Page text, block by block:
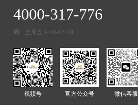
4000-317-776
周一至周五 9:00-18:00
视频号 官方公众号 微信客服